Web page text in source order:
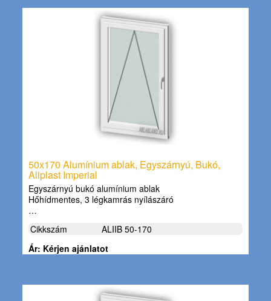
50x170 Alumínium ablak, Egyszárnyú, Bukó,
Aliplast Imperial
Egyszárnyú bukó alumínium ablak
Hőhídmentes, 3 légkamrás nyílászáró
…
Cikkszám
ALIIB 50-170
Ár: Kérjen ajánlatot